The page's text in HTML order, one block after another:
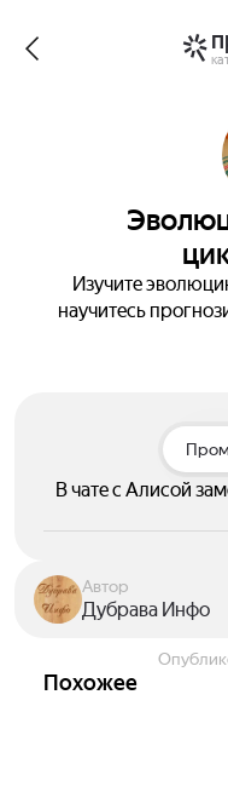
Изучите
научитесь
В чате с Алисой
Автор
Дубрава Инфо
Похожее